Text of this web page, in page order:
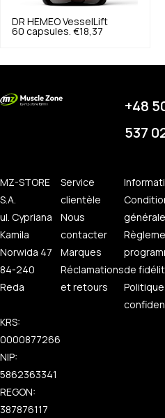
DR HEMEO VesselLift
60 capsules. €18,37
+48
537
MZ-STORE
S.A.
ul. Cypriana
Kamila
Norwida 47
84-240
Reda
KRS:
0000877266
NIP:
5862363341
REGON:
387876117
Service
clientèle
Nous
contacter
Marques
Réclamations
et retours
de